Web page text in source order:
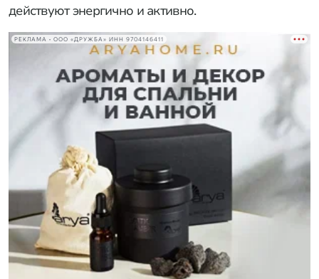
действуют энергично и активно.
РЕКЛАМА • ООО «ДРУЖБА» ИНН 9704146411